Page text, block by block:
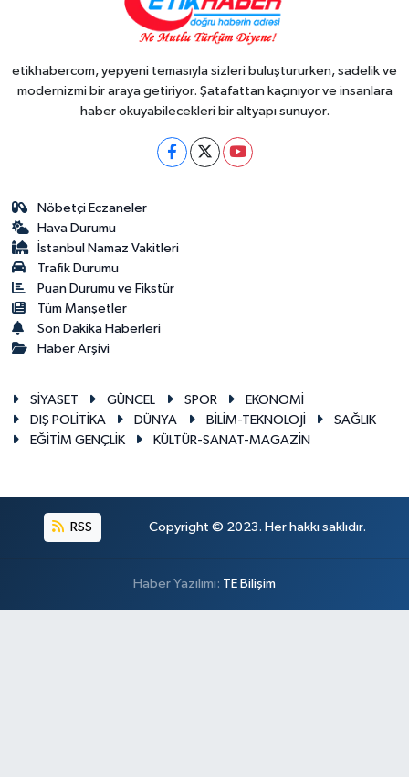
etikhabercom, yepyeni temasıyla sizleri buluştururken, sadelik ve
modernizmi bir araya getiriyor. Şatafattan kaçınıyor ve insanlara
haber okuyabilecekleri bir altyapı sunuyor.
Nöbetçi Eczaneler
Hava Durumu
İstanbul Namaz Vakitleri
Trafik Durumu
Puan Durumu ve Fikstür
Tüm Manşetler
Son Dakika Haberleri
Haber Arşivi
SİYASET GÜNCEL SPOR
EKONOMİ
DIŞ POLİTİKA
DÜNYA BİLİM-TEKNOLOJİ
SAĞLIK
EĞİTİM GENÇLİK
KÜLTÜR-SANAT-MAGAZİN
RSS Copyright © 2023. Her hakkı saklıdır.
Haber Yazılımı: TE Bilişim